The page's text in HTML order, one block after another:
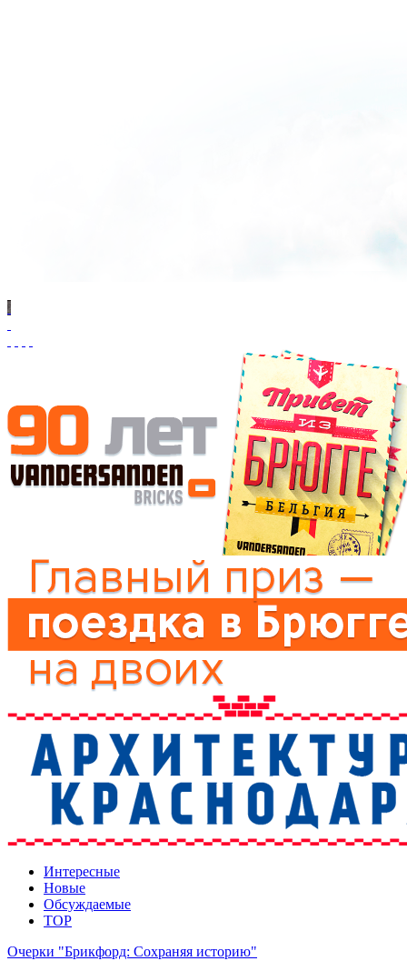
Интересные
Новые
Обсуждаемые
TOP
Очерки "Брикфорд: Сохраняя историю"